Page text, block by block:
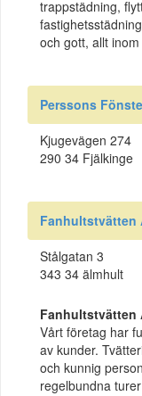
trappstädning,
och gott, allt
Perssons
Kjugevägen 274
290 34 Fjälkinge
Fanhultstvätten
Stålgatan 3
343 34 älmhult
Fanhultstvätten
Vårt företag har
av kunder.
och kunnig
regelbundna